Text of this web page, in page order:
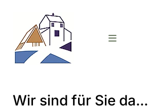
Wir sind für Sie da...